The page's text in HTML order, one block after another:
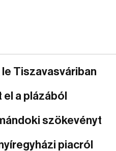
Tiszavasváriban
a plázából
szökevényt
piacról